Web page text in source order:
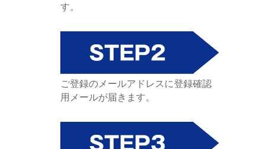
す。
ご登録のメールアドレスに登録確認
用メールが届きます。